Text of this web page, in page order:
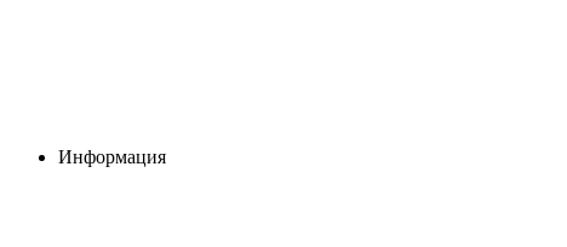
Информация